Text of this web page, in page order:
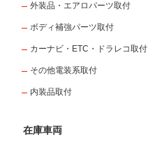
外装品・エアロパーツ取付
ボディ補強パーツ取付
カーナビ・ETC・ドラレコ取付
その他電装系取付
内装品取付
在庫車両